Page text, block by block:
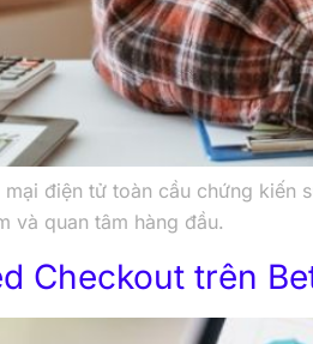
điện tử toàn cầu chứng kiến
và quan tâm hàng đầu.
Checkout trên